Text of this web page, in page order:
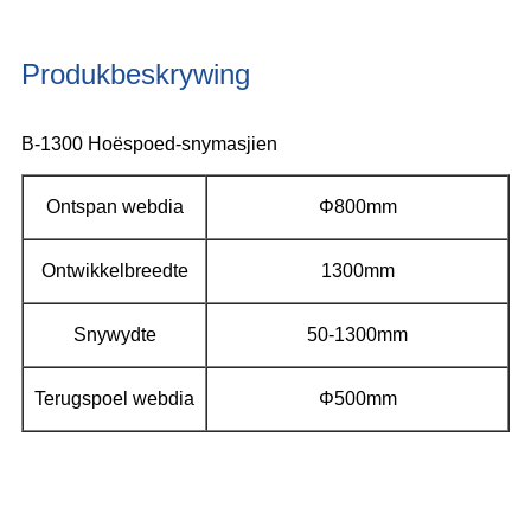
Produkbeskrywing
B-1300 Hoëspoed-snymasjien
Ontspan webdia Φ800mm
Ontwikkelbreedte 1300mm
Snywydte 50-1300mm
Terugspoel webdia Φ500mm